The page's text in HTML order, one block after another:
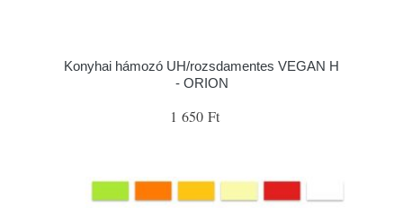
Konyhai hámozó UH/rozsdamentes VEGAN H
- ORION
1 650 Ft